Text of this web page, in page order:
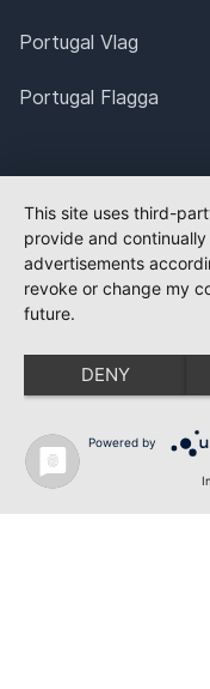
Portugal Vlag
Portugal Flagga
This site uses third-
provide and
advertisements
revoke or change my
future.
DENY
Powered by